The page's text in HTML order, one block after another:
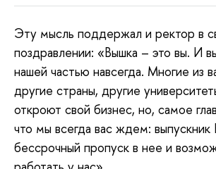
Эту мысль поддержал и ректор в
поздравлении: «Вышка – это вы. И
нашей частью навсегда. Многие из
другие страны, другие
откроют свой бизнес, но, самое
что мы всегда вас ждем: выпускник
бессрочный пропуск в нее и